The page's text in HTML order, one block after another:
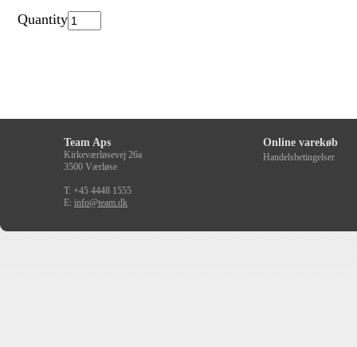
Quantity
Team Aps
Kirkeværløsevej 26a
3500 Værløse
T: +45 4448 1555
E: info@team.dk
Online varekøb
Handelsbetingelser